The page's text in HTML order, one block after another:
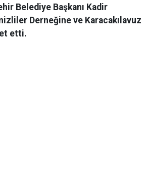
Belediye Başkanı Kadir
Derneğine ve Karacakılavuz
etti.